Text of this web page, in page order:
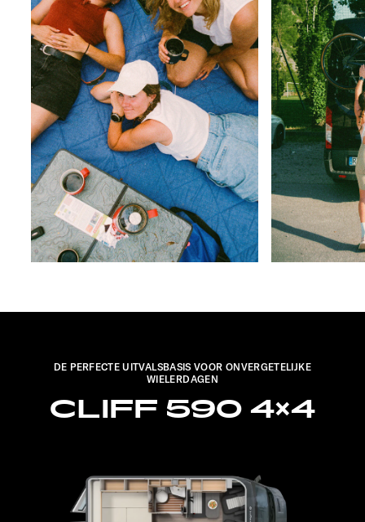
DE PERFECTE UITVALSBASIS VOOR ONVERGETELIJKE
WIELERDAGEN
CLIFF 590 4×4